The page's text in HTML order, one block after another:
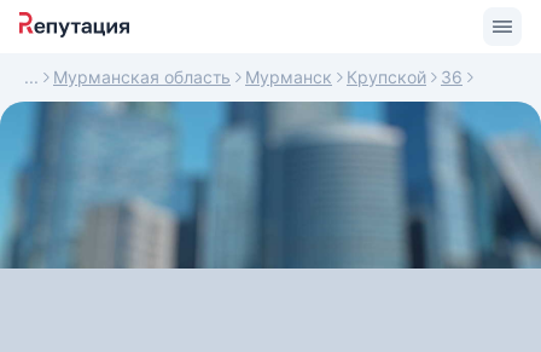
Мурманская область Мурманск Крупской 36